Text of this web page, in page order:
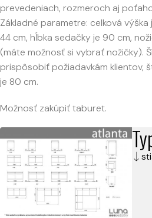
prevedeniach, rozmeroch aj
Základné parametre: celková výška
44 cm, hĺbka sedačky je 90 cm,
(máte možnosť si vybrať nožičky).
prispôsobiť požiadavkám klientov,
je 80 cm.
Možnosť zakúpiť taburet.